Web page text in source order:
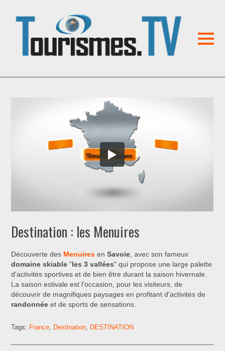
Destination : les Menuires
Découverte des Menuires enSavoie , avec son fameux
domaine skiable "les 3 vallées" qui propose une large palette
d'activités sportives et de bien être durant la saison hivernale.
La saison estivale est l'occasion, pour les visiteurs, de
découvrir de magnifiques paysages en profitant d'activités de
randonnée et de sports de sensations.
Tags: France Destination DESTINATION